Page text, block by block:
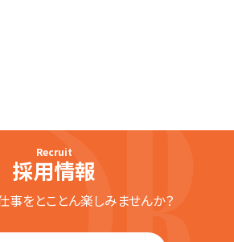
Recruit
採用情報
事をとことん楽しみませんか？